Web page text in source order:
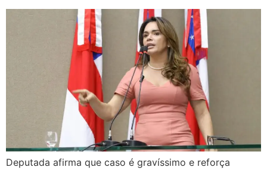
Deputada afirma que caso é gravíssimo e reforça